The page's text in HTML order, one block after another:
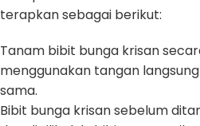
terapkan sebagai berikut:
Tanam bibit bunga krisan
menggunakan tangan
sama.
Bibit bunga krisan sebelum